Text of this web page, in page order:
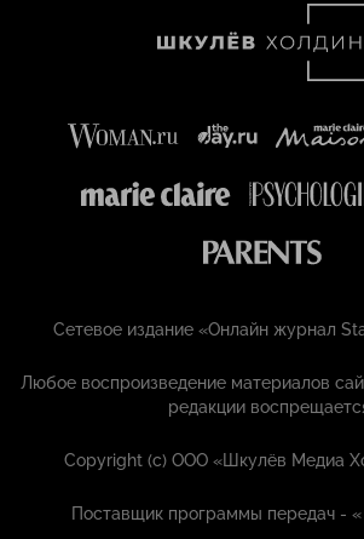
Сетевое издание «Онлайн журнал
Любое воспроизведение материалов
редакции
Copyright (с) ООО «Шкулёв Медиа
Поставщик программы передач - «